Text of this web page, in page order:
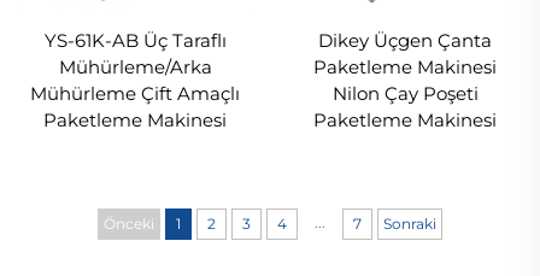
YS-61K-AB Üç Taraflı
Mühürleme/Arka
Mühürleme Çift Amaçlı
Paketleme Makinesi
Dikey Üçgen Çanta
Paketleme Makinesi
Nilon Çay Poşeti
Paketleme Makinesi
Önceki 1 2 3 4 ... 7 Sonraki